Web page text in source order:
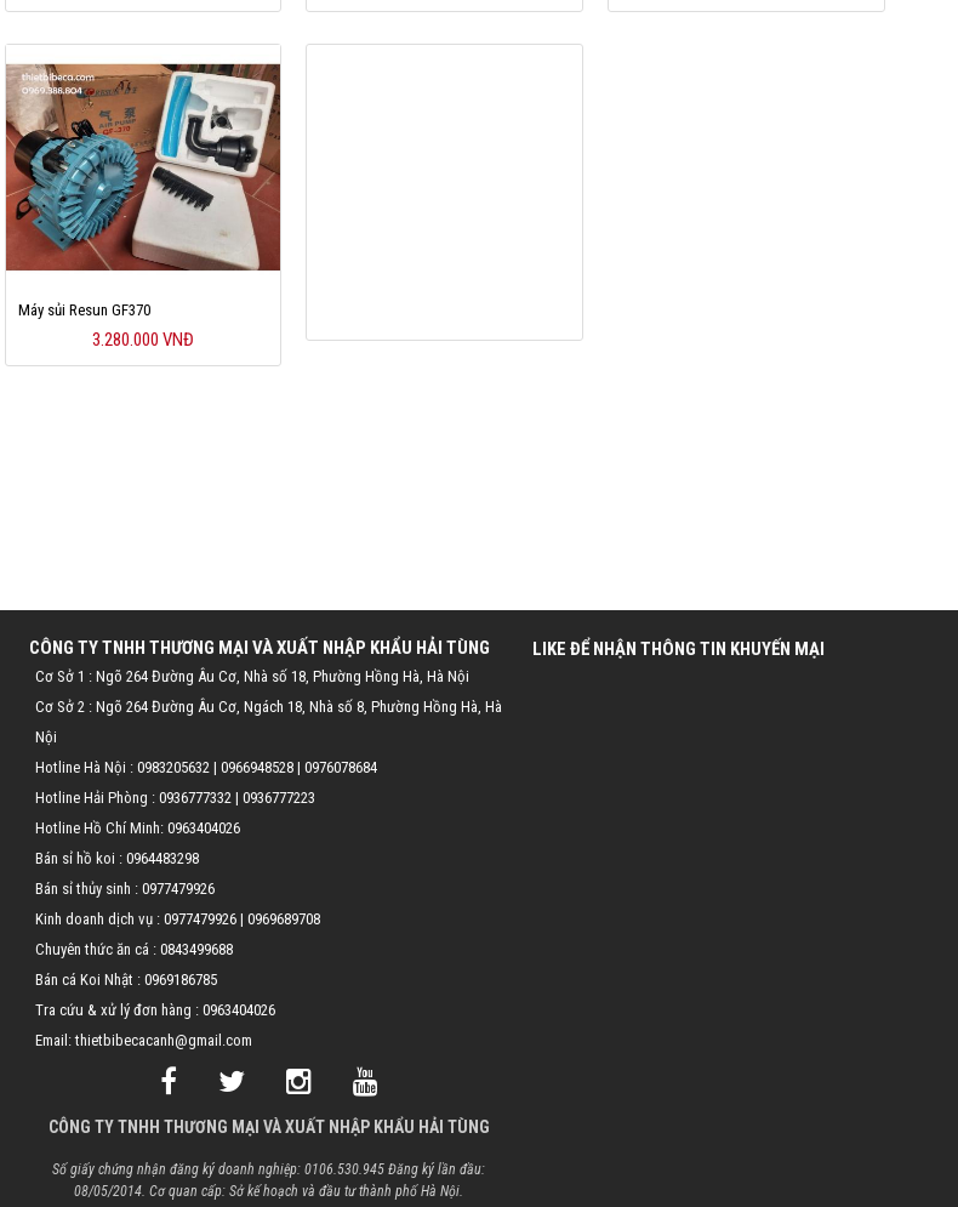
Máy sủi Resun GF370
3.280.000 VNĐ
CÔNG TY TNHH THƯƠNG MẠI VÀ XUẤT NHẬP KHẨU HẢI TÙNG
Cơ Sở 1 : Ngõ 264 Đường Âu Cơ, Nhà số 18, Phường Hồng Hà, Hà Nội
Cơ Sở 2 : Ngõ 264 Đường Âu Cơ, Ngách 18, Nhà số 8, Phường Hồng Hà, Hà
Nội
Hotline Hà Nội :0983205632 |0966948528 |0976078684
Hotline Hải Phòng :0936777332 |0936777223
Hotline Hồ Chí Minh:0963404026
Bán sỉ hồ koi :0964483298
Bán sỉ thủy sinh :0977479926
Kinh doanh dịch vụ :0977479926 |0969689708
Chuyên thức ăn cá :0843499688
Bán cá Koi Nhật :0969186785
Tra cứu & xử lý đơn hàng :0963404026
Email: thietbibecacanh@gmail.com
CÔNG TY TNHH THƯƠNG MẠI VÀ XUẤT NHẬP KHẨU HẢI TÙNG
Số giấy chứng nhận đăng ký doanh nghiệp: 0106.530.945 Đăng ký lần đầu:
08/05/2014. Cơ quan cấp: Sở kế hoạch và đầu tư thành phố Hà Nội.
LIKE ĐỂ NHẬN THÔNG TIN KHUYẾN MẠI